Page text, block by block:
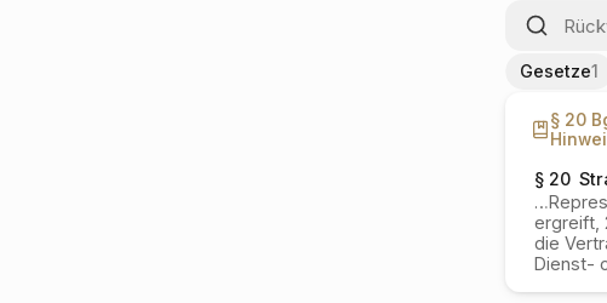
Gesetze1
§ 20
§ 20
…
ergreift,
die
Dienst-